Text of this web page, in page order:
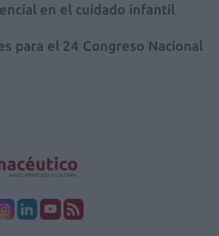
en el cuidado infantil
para el 24 Congreso Nacional